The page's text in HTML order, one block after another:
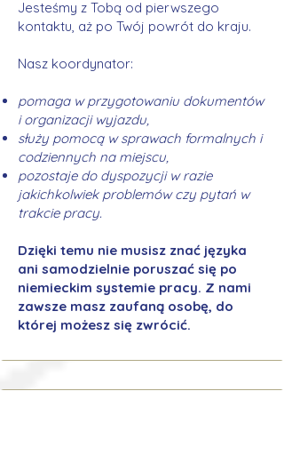
Jesteśmy z Tobą od pierwszego
kontaktu, aż po Twój powrót do kraju.
Nasz koordynator:
pomaga w przygotowaniu dokumentów
i organizacji wyjazdu,
służy pomocą w sprawach formalnych i
codziennych na miejscu,
pozostaje do dyspozycji w razie
jakichkolwiek problemów czy pytań w
trakcie pracy.
Dzięki temu nie musisz znać języka
ani samodzielnie poruszać się po
niemieckim systemie pracy. Z nami
zawsze masz zaufaną osobę, do
której możesz się zwrócić.